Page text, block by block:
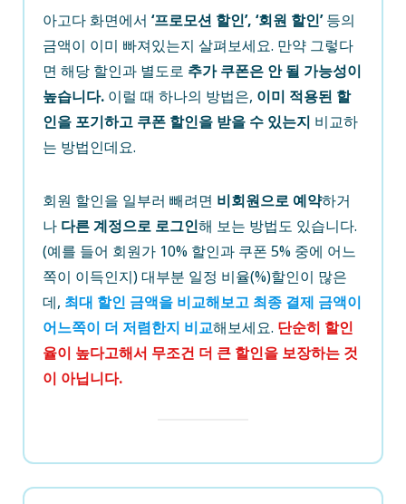
아고다 화면에서 ‘프로모션 할인’, ‘회원 할인’등의
금액이 이미 빠져있는지 살펴보세요. 만약 그렇다
면 해당 할인과 별도로 추가 쿠폰은 안 될 가능성이
높습니다. 이럴 때 하나의 방법은, 이미 적용된 할
인을 포기하고 쿠폰 할인을 받을 수 있는지 비교하
는 방법인데요.
회원 할인을 일부러 빼려면 비회원으로 예약하거
나 다른 계정으로 로그인해 보는 방법도 있습니다.
(예를 들어 회원가 10% 할인과 쿠폰 5% 중에 어느
쪽이 이득인지) 대부분 일정 비율(%)할인이 많은
데, 최대 할인 금액을 비교해보고 최종 결제 금액이
어느쪽이 더 저렴한지 비교해보세요. 단순히 할인
율이 높다고해서 무조건 더 큰 할인을 보장하는 것
이 아닙니다.